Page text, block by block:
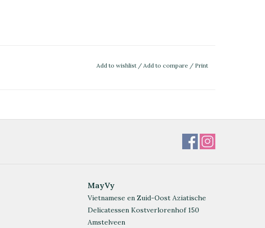
Add to wishlist / Add to compare / Print
MayVy
Vietnamese en Zuid-Oost Aziatische
Delicatessen Kostverlorenhof 150
Amstelveen